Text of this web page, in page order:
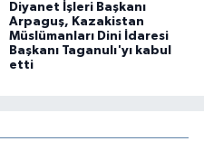
Diyanet İşleri Başkanı
Arpaguş, Kazakistan
Müslümanları Dini İdaresi
Başkanı Taganulı'yı kabul
etti